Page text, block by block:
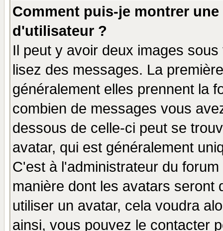
Comment puis-je montrer
d'utilisateur ?
Il peut y avoir deux images
lisez des messages. La
généralement elles prennent la
combien de messages vous
dessous de celle-ci peut se
avatar, qui est généralement
C'est à l'administrateur du
manière dont les avatars seront
utiliser un avatar, cela voudra
ainsi, vous pouvez le contacter